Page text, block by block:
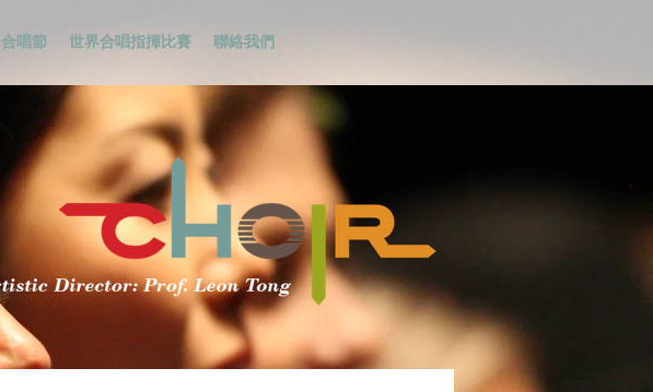
合唱節 世界合唱指揮比賽 聯絡我們